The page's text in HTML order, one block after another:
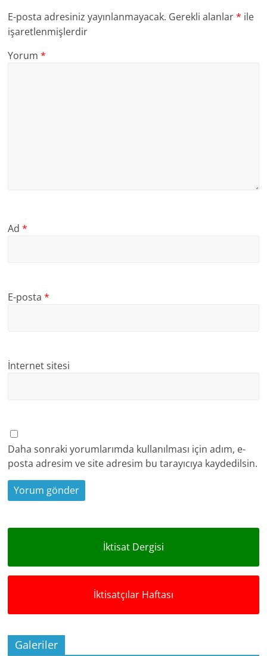
E-posta adresiniz yayınlanmayacak. Gerekli alanlar* ile
işaretlenmişlerdir
Yorum*
Ad*
E-posta*
İnternet sitesi
Daha sonraki yorumlarımda kullanılması için adım, e-
posta adresim ve site adresim bu tarayıcıya kaydedilsin.
İktisat Dergisi
İktisatçılar Haftası
Galeriler